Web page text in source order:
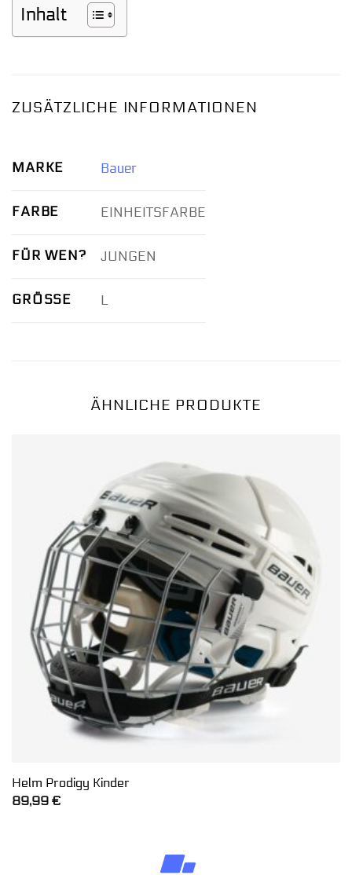
Inhalt
ZUSÄTZLICHE INFORMATIONEN
MARKE Bauer
FARBE EINHEITSFARBE
FÜR WEN? JUNGEN
GRÖSSE L
ÄHNLICHE PRODUKTE
Helm Prodigy Kinder
89,99 €